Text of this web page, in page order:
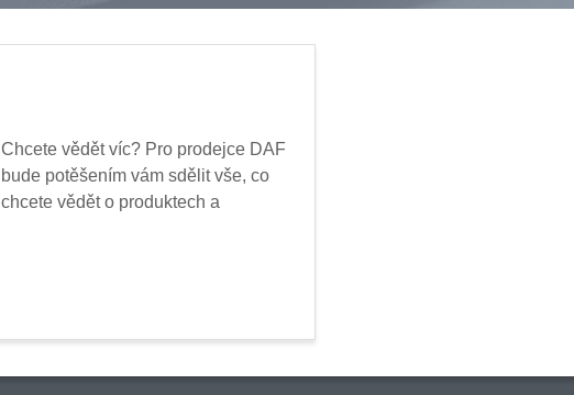
Chcete vědět víc? Pro prodejce DAF
bude potěšením vám sdělit vše, co
chcete vědět o produktech a